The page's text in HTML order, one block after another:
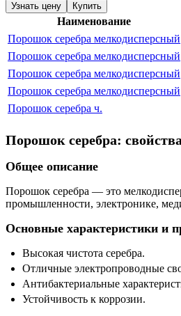
Узнать цену Купить
Наименование
Порошок серебра мелкодисперсный
Порошок серебра мелкодисперсный
Порошок серебра мелкодисперсный
Порошок серебра мелкодисперсный
Порошок серебра ч.
Порошок серебра:
Общее описание
Порошок серебра — это
промышленности, электронике,
Основные характеристики и
Высокая чистота серебра.
Отличные электропроводные
Антибактериальные
Устойчивость к коррозии.